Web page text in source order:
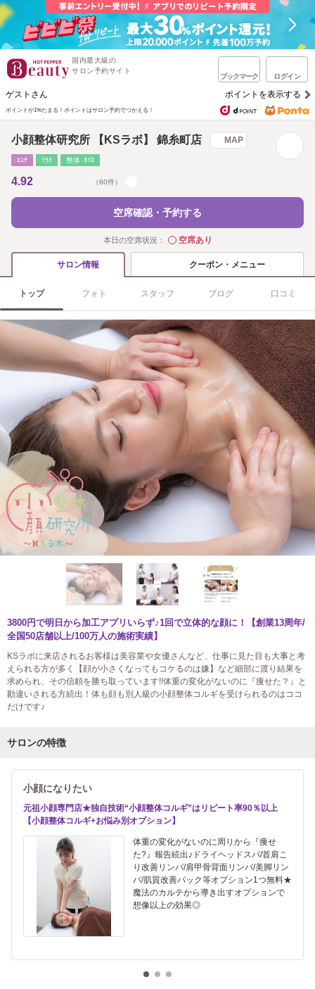
国内最大級の
サロン予約サイト
ブックマーク ログイン
ゲストさん ポイントを表示する
ポイントが1%たまる！ ポイントはサロン予約でつかえる！
小顔整体研究所 【KSラボ】 錦糸町店 MAP
ｴｽﾃ ﾘﾗｸ 整体･ｶｲﾛ
4.92 （60件）
空席確認・予約する
本日の空席状況： ◯空席あり
サロン情報 クーポン・メニュー
トップ フォト スタッフ ブログ 口コミ
3800円で明日から加工アプリいらず♪1回で立体的な顔に！【創業13周年/
全国50店舗以上/100万人の施術実績】
KSラボに来店されるお客様は美容業や女優さんなど、仕事に見た目も大事と考
えられる方が多く【顔が小さくなってもコケるのは嫌】など細部に渡り結果を
求められ、その信頼を勝ち取っています!!体重の変化がないのに『痩せた？』と
勘違いされる方続出！体も顔も別人級の小顔整体コルギを受けられるのはココ
だけです♪
サロンの特徴
小顔になりたい
元祖小顔専門店★独自技術“小顔整体コルギ”はリピート率90％以上
【小顔整体コルギ+お悩み別オプション】
体重の変化がないのに周りから『痩せ
た?』報告続出♪ドライヘッドスパ/首肩こ
り改善リンパ/肩甲骨背面リンパ/美脚リン
パ/肌質改善パック等オプション1つ無料★
魔法のカルテから導き出すオプションで
想像以上の効果◎